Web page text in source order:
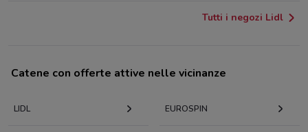
Tutti i negozi Lidl
Catene con offerte attive nelle vicinanze
LIDL EUROSPIN